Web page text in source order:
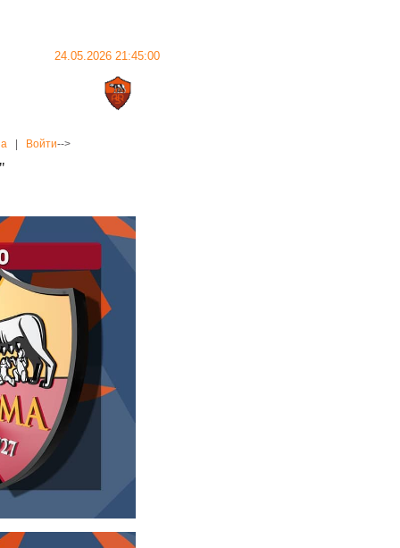
24.05.2026 21:45:00
Войти-->